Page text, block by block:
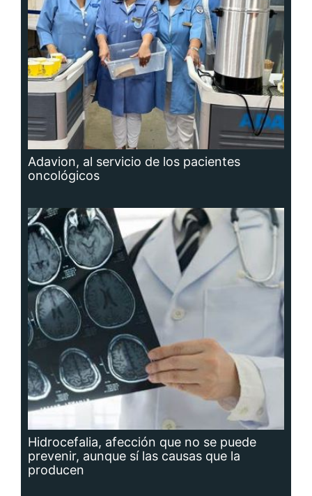
Adavion, al servicio de los pacientes
oncológicos
Hidrocefalia, afección que no se puede
prevenir, aunque sí las causas que la
producen